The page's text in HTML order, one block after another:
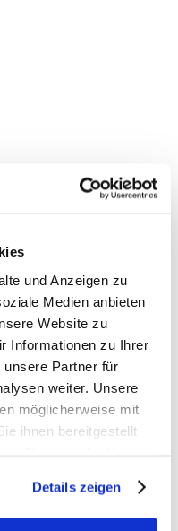
und Anzeigen zu
Medien anbieten
Website zu
Informationen zu Ihrer
unsere Partner für
weiter. Unsere
möglicherweise mit
ihnen bereitgestellt
Details zeigen
Rezepte von